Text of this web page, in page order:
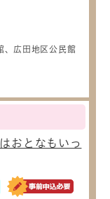
、広田地区公民館
おとなもいっ